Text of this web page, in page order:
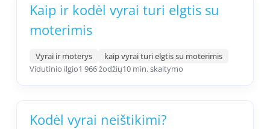
Kaip ir kodėl vyrai turi elgtis su
moterimis
Vyrai ir moterys
kaip vyrai turi elgtis su moterimis
Vidutinio ilgio1 966 žodžių10 min. skaitymo
Kodėl vyrai neištikimi?